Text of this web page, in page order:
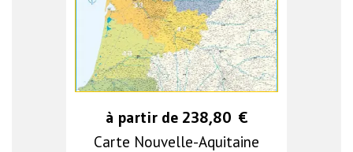
à partir de 238,80 €
Carte Nouvelle-Aquitaine